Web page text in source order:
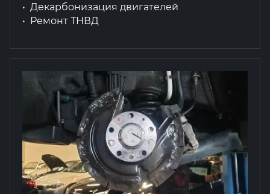
Декарбонизация двигателей
Ремонт ТНВД